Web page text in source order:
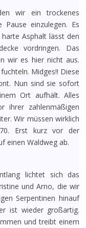
wir ein trockenes
einzulegen. Es
Asphalt lässt den
vordringen. Das
wir es hier nicht aus.
Midges!! Diese
Nun sind sie sofort
Ort aufhält. Alles
ihrer zahlenmäßigen
Wir müssen wirklich
Erst kurz vor der
einen Waldweg ab.
lichtet sich das
und Arno, die wir
Serpentinen hinauf
ist wieder großartig.
und treibt einem